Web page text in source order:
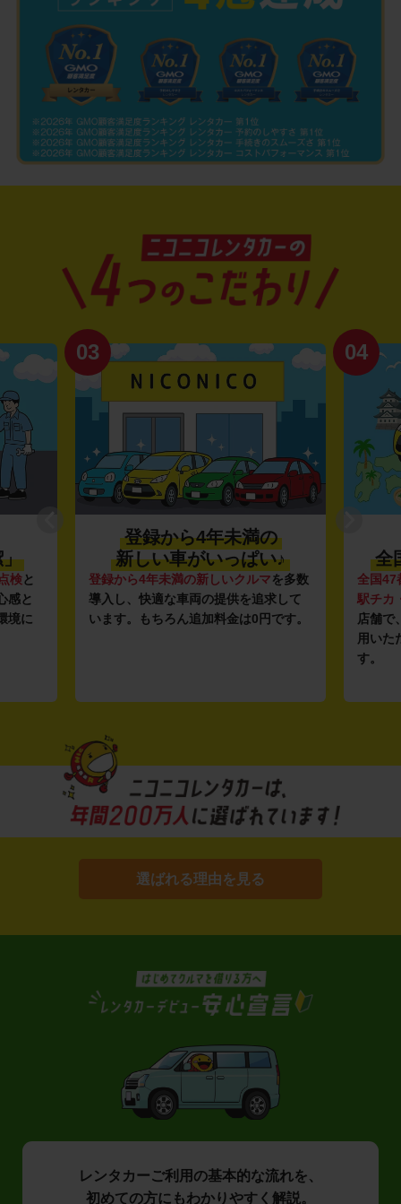
」
検と
感と
境に
03
登録から4年未満の
新しい車がいっぱい♪
登録から4年未満の新しいクルマを多数
導入し、快適な車両の提供を追求して
います。もちろん追加料金は0円です。
04
全
全国47
駅チカ
店舗で
用いた
す。
選ばれる理由を見る
レンタカーご利用の基本的な流れを、
初めての方にもわかりやすく解説。